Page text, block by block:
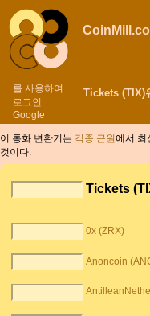
를 사용하여
로그인
Google
Tickets (TIX)
이 통화 변환기는 각종 근원에서 최
것이다.
Tickets
0x (ZRX)
Anoncoin